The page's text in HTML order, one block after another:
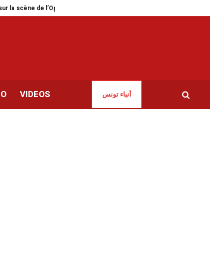
de Tunis
VIDEOS أنباء تونس